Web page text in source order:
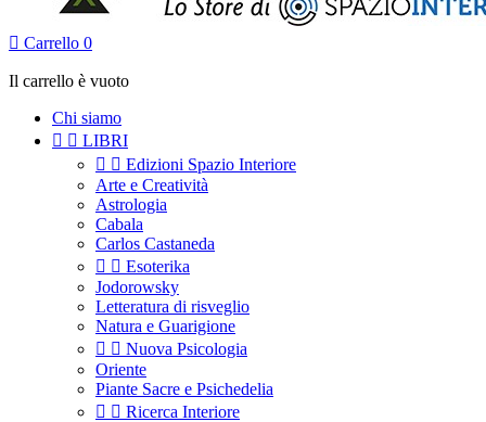
 Carrello 0
Il carrello è vuoto
Chi siamo
  LIBRI
  Edizioni Spazio Interiore
Arte e Creatività
Astrologia
Cabala
Carlos Castaneda
  Esoterika
Jodorowsky
Letteratura di risveglio
Natura e Guarigione
  Nuova Psicologia
Oriente
Piante Sacre e Psichedelia
  Ricerca Interiore